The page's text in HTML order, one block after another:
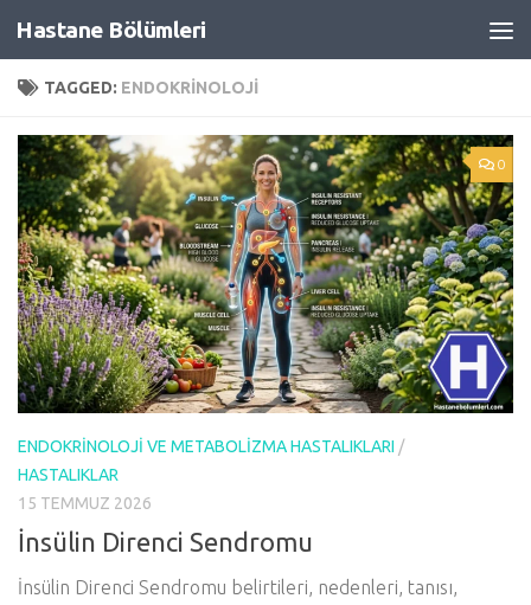
Skip to content
Hastane Bölümleri
TAGGED: ENDOKRINOLOJI
0
ENDOKRINOLOJI VE METABOLIZMA HASTALIKLARI /
HASTALIKLAR
15 TEMMUZ 2026
İnsülin Direnci Sendromu
İnsülin Direnci Sendromu belirtileri, nedenleri, tanısı,